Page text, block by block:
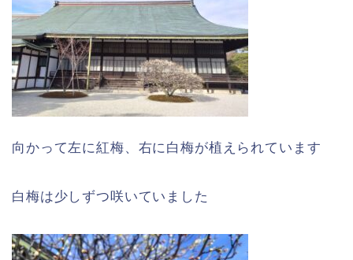
向かって左に紅梅、右に白梅が植えられています
白梅は少しずつ咲いていました